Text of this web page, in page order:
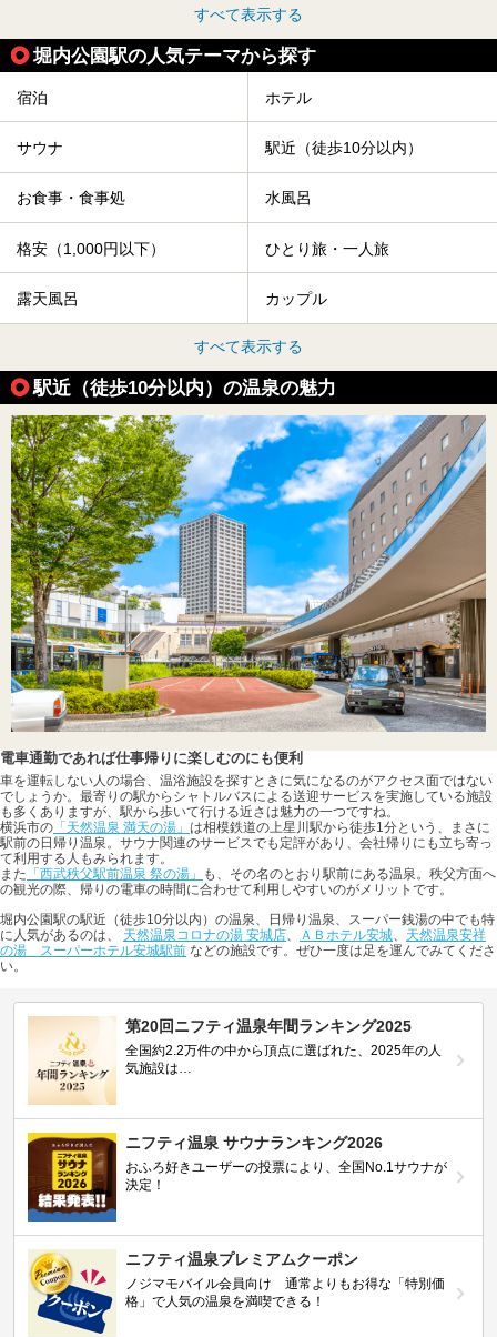
すべて表示する
堀内公園駅の人気テーマから探す
宿泊 ホテル
サウナ 駅近（徒歩10分以内）
お食事・食事処 水風呂
格安（1,000円以下） ひとり旅・一人旅
露天風呂 カップル
すべて表示する
駅近（徒歩10分以内）の温泉の魅力
電車通勤であれば仕事帰りに楽しむのにも便利
車を運転しない人の場合、温浴施設を探すときに気になるのがアクセス面ではない
でしょうか。最寄りの駅からシャトルバスによる送迎サービスを実施している施設
も多くありますが、駅から歩いて行ける近さは魅力の一つですね。
横浜市の 「天然温泉 満天の湯」 は相模鉄道の上星川駅から徒歩1分という、まさに
駅前の日帰り温泉。サウナ関連のサービスでも定評があり、会社帰りにも立ち寄っ
て利用する人もみられます。
また 「西武秩父駅前温泉 祭の湯」
も、その名のとおり駅前にある温泉。秩父方面へ
の観光の際、帰りの電車の時間に合わせて利用しやすいのがメリットです。
堀内公園駅の駅近（徒歩10分以内）の温泉、日帰り温泉、スーパー銭湯の中でも特
に人気があるのは、 天然温泉コロナの湯 安城店、 ＡＢホテル安城、 天然温泉安祥
の湯 スーパーホテル安城駅前 などの施設です。ぜひ一度は足を運んでみてくださ
い。
第20回ニフティ温泉年間ランキング2025
全国約2.2万件の中から頂点に選ばれた、2025年の人
気施設は…
ニフティ温泉 サウナランキング2026
おふろ好きユーザーの投票により、全国No.1サウナが
決定！
ニフティ温泉プレミアムクーポン
ノジマモバイル会員向け 通常よりもお得な「特別価
格」で人気の温泉を満喫できる！